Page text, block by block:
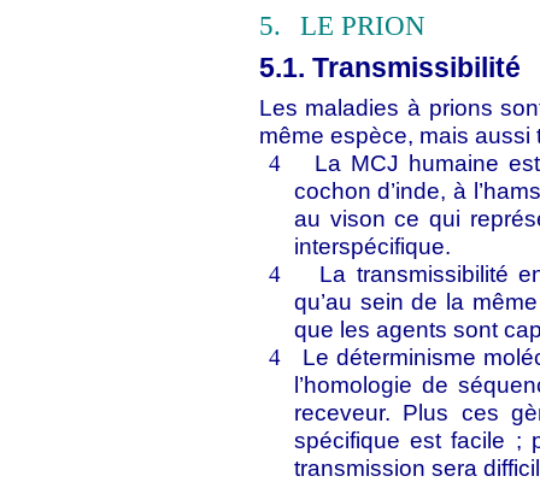
5.
LE PRION
5.1. Transmissibilité
Les maladies à prions
même espèce, mais
4
La MCJ humaine
cochon d’inde, à
au vison ce qui
interspécifique.
4
La transmissibilité
qu’au sein de la
que les agents sont
4
Le déterminisme
l’homologie de
receveur. Plus ces
spécifique est facile ;
transmission sera